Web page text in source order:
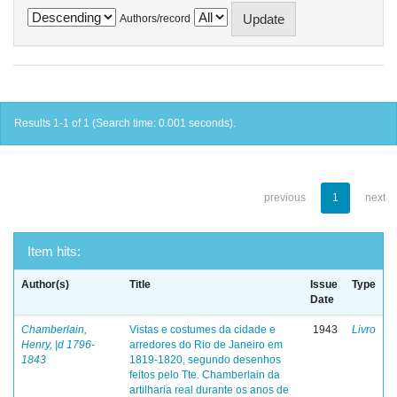
Authors/record
Results 1-1 of 1 (Search time: 0.001 seconds).
previous 1 next
Item hits:
Author(s) Title
Issue
Date
Type
Chamberlain,
Henry, |d 1796-
1843
Vistas e costumes da cidade e
arredores do Rio de Janeiro em
1819-1820, segundo desenhos
feitos pelo Tte. Chamberlain da
artilharia real durante os anos de
1943 Livro